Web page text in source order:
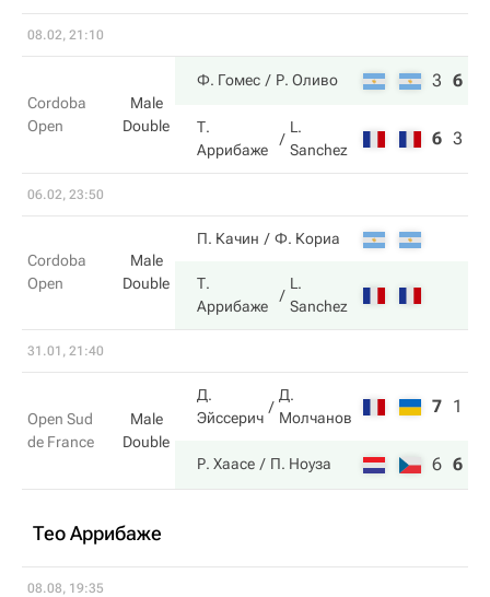
08.02, 21:10
Cordoba
Open
Male
Double
Ф. Гомес Р. Оливо 3 6
Т.
Аррибаже
L.
Sanchez
6 3
06.02, 23:50
Cordoba
Open
Male
Double
П. Качин Ф. Кориа
Т.
Аррибаже
L.
Sanchez
31.01, 21:40
Open Sud
de France
Male
Double
Д.
Эйссерич
Д.
Молчанов
7 1
Р. Хаасе П. Ноуза 6 6
Тео Аррибаже
08.08, 19:35